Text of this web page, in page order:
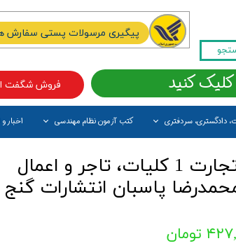
دادگستری، سردفتری کتب آزمون نظام مهندسی اخبار
فروش شگفت کنید
پیگیری مرسولات پستی سفارش
کتاب حقوق تجارت 1 کلیات، تاجر و اعمال
پاسبان انتشارات گنج
تومان